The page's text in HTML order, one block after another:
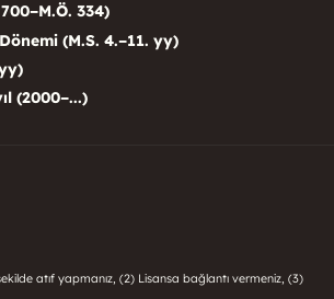
334)
(M.S. 4.–11. yy)
(2000–...)
atıf yapmanız, (2) Lisansa bağlantı vermeniz, (3)